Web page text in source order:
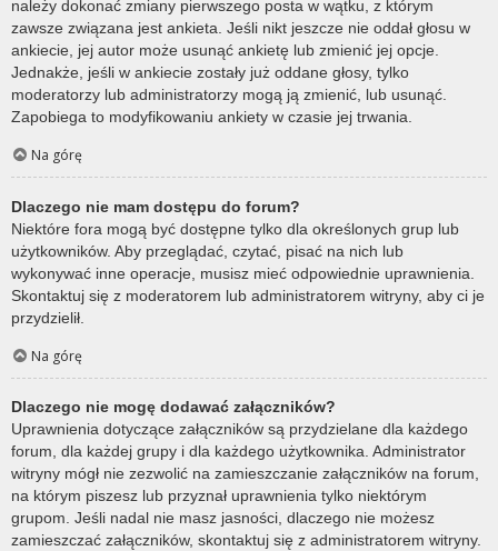
należy dokonać zmiany pierwszego posta w wątku, z którym
zawsze związana jest ankieta. Jeśli nikt jeszcze nie oddał głosu w
ankiecie, jej autor może usunąć ankietę lub zmienić jej opcje.
Jednakże, jeśli w ankiecie zostały już oddane głosy, tylko
moderatorzy lub administratorzy mogą ją zmienić, lub usunąć.
Zapobiega to modyfikowaniu ankiety w czasie jej trwania.
Na górę
Dlaczego nie mam dostępu do forum?
Niektóre fora mogą być dostępne tylko dla określonych grup lub
użytkowników. Aby przeglądać, czytać, pisać na nich lub
wykonywać inne operacje, musisz mieć odpowiednie uprawnienia.
Skontaktuj się z moderatorem lub administratorem witryny, aby ci je
przydzielił.
Na górę
Dlaczego nie mogę dodawać załączników?
Uprawnienia dotyczące załączników są przydzielane dla każdego
forum, dla każdej grupy i dla każdego użytkownika. Administrator
witryny mógł nie zezwolić na zamieszczanie załączników na forum,
na którym piszesz lub przyznał uprawnienia tylko niektórym
grupom. Jeśli nadal nie masz jasności, dlaczego nie możesz
zamieszczać załączników, skontaktuj się z administratorem witryny.